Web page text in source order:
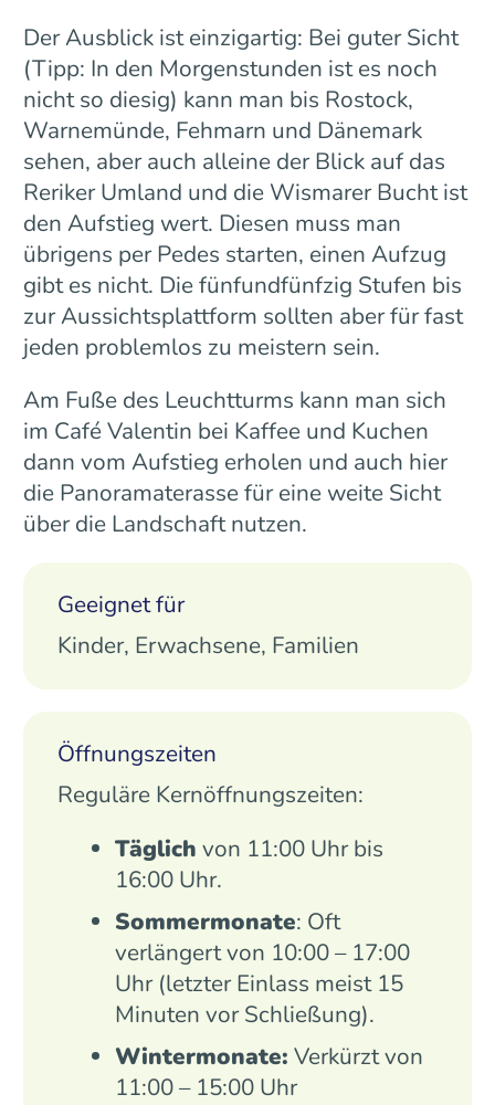
Der Ausblick ist einzigartig: Bei guter Sicht
(Tipp: In den Morgenstunden ist es noch
nicht so diesig) kann man bis Rostock,
Warnemünde, Fehmarn und Dänemark
sehen, aber auch alleine der Blick auf das
Reriker Umland und die Wismarer Bucht ist
den Aufstieg wert. Diesen muss man
übrigens per Pedes starten, einen Aufzug
gibt es nicht. Die fünfundfünfzig Stufen bis
zur Aussichtsplattform sollten aber für fast
jeden problemlos zu meistern sein.
Am Fuße des Leuchtturms kann man sich
im Café Valentin bei Kaffee und Kuchen
dann vom Aufstieg erholen und auch hier
die Panoramaterasse für eine weite Sicht
über die Landschaft nutzen.
Geeignet für
Kinder, Erwachsene, Familien
Öffnungszeiten
Reguläre Kernöffnungszeiten:
Täglich von 11:00 Uhr bis
16:00 Uhr.
Sommermonate: Oft
verlängert von 10:00 – 17:00
Uhr (letzter Einlass meist 15
Minuten vor Schließung).
Wintermonate: Verkürzt von
11:00 – 15:00 Uhr